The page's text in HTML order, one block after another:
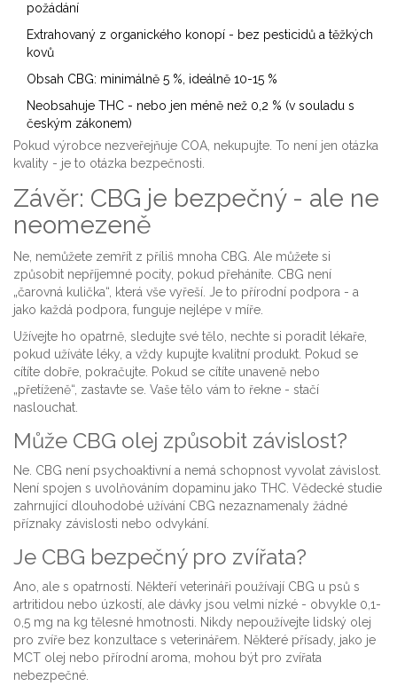
požádání
Extrahovaný z organického konopí - bez pesticidů a těžkých
kovů
Obsah CBG: minimálně 5 %, ideálně 10-15 %
Neobsahuje THC - nebo jen méně než 0,2 % (v souladu s
českým zákonem)
Pokud výrobce nezveřejňuje COA, nekupujte. To není jen otázka
kvality - je to otázka bezpečnosti.
Závěr: CBG je bezpečný - ale ne
neomezeně
Ne, nemůžete zemřít z příliš mnoha CBG. Ale můžete si
způsobit nepříjemné pocity, pokud přeháníte. CBG není
„čarovná kulička“, která vše vyřeší. Je to přírodní podpora - a
jako každá podpora, funguje nejlépe v míře.
Užívejte ho opatrně, sledujte své tělo, nechte si poradit lékaře,
pokud užíváte léky, a vždy kupujte kvalitní produkt. Pokud se
cítíte dobře, pokračujte. Pokud se cítíte unaveně nebo
„přetíženě“, zastavte se. Vaše tělo vám to řekne - stačí
naslouchat.
Může CBG olej způsobit závislost?
Ne. CBG není psychoaktivní a nemá schopnost vyvolat závislost.
Není spojen s uvolňováním dopaminu jako THC. Vědecké studie
zahrnující dlouhodobé užívání CBG nezaznamenaly žádné
příznaky závislosti nebo odvykání.
Je CBG bezpečný pro zvířata?
Ano, ale s opatrností. Někteří veterináři používají CBG u psů s
artritidou nebo úzkostí, ale dávky jsou velmi nízké - obvykle 0,1-
0,5 mg na kg tělesné hmotnosti. Nikdy nepoužívejte lidský olej
pro zvíře bez konzultace s veterinářem. Některé přísady, jako je
MCT olej nebo přírodní aroma, mohou být pro zvířata
nebezpečné.